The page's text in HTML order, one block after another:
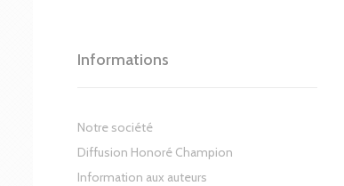
Informations
Notre société
Diffusion Honoré Champion
Information aux auteurs